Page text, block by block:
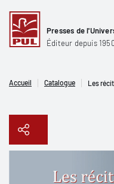
Presses de
Éditeur depuis
Accueil Catalogue Les